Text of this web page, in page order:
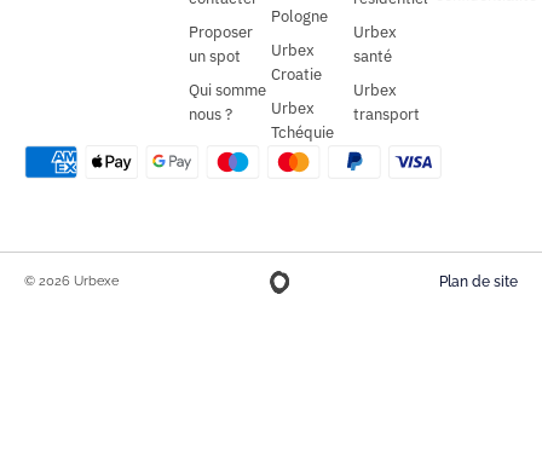
Proposer
un spot
Qui somme
nous ?
Pologne
Urbex
Croatie
Urbex
Tchéquie
Urbex
santé
Urbex
transport
© 2026 Urbexe Plan de site